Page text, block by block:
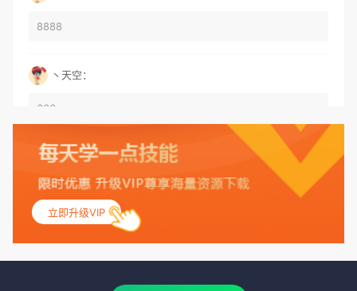
8888
丶天空：
666
丶天空：
555
立即升级VIP